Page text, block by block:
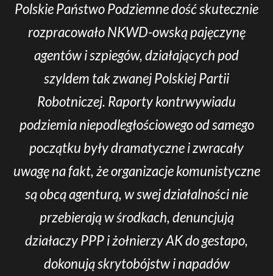
Polskie Państwo Podziemne dość skutecznie
rozpracowało NKWD-owską pajęczynę
agentów i szpiegów, działających pod
szyldem tak zwanej Polskiej Partii
Robotniczej. Raporty kontrwywiadu
podziemia niepodległościowego od samego
początku były dramatyczne i zwracały
uwagę na fakt, że organizacje komunistyczne
są obcą agenturą, w swej działalności nie
przebierają w środkach, denuncjują
działaczy PPP i żołnierzy AK do gestapo,
dokonują skrytobójstw i napadów